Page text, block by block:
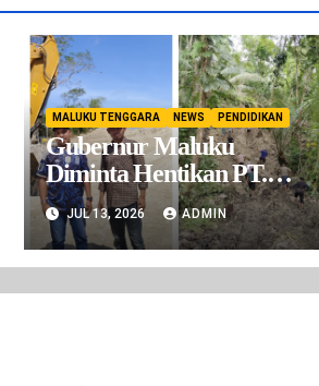
MALUKU TENGGARA NEWS PENDIDIKAN
Gubernur Maluku
Diminta Hentikan PT.
BBA Serobot Hak
Wilayat Warga. Belum
ada Ijin Operasional Tapi
JUL 13, 2026 ADMIN